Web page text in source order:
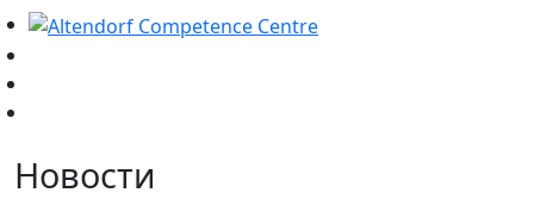
Новости